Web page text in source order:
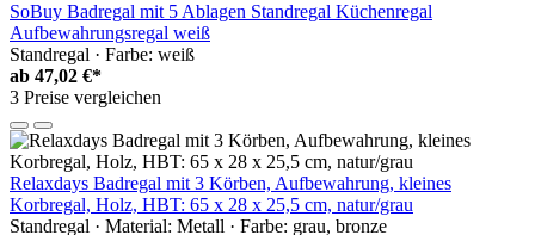
SoBuy Badregal mit 5 Ablagen Standregal Küchenregal
Aufbewahrungsregal weiß
Standregal · Farbe: weiß
ab 47,02 €*
3 Preise vergleichen
Relaxdays Badregal mit 3 Körben, Aufbewahrung, kleines
Korbregal, Holz, HBT: 65 x 28 x 25,5 cm, natur/grau
Standregal · Material: Metall · Farbe: grau, bronze